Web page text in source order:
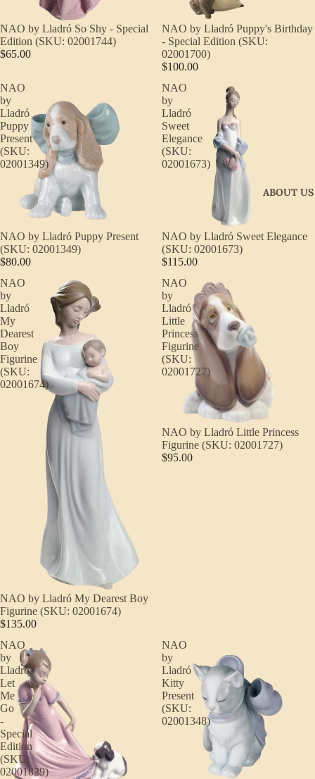
ABOUT US
NAO by Lladró So Shy - Special
Edition (SKU: 02001744)
$65.00
NAO by Lladró Puppy's Birthday
- Special Edition (SKU:
02001700)
$100.00
NAO
by
Lladró
Puppy
Present
(SKU:
02001349)
NAO by Lladró Puppy Present
(SKU: 02001349)
$80.00
NAO
by
Lladró
Sweet
Elegance
(SKU:
02001673)
NAO by Lladró Sweet Elegance
(SKU: 02001673)
$115.00
NAO
by
Lladró
My
Dearest
Boy
Figurine
(SKU:
02001674)
NAO by Lladró My Dearest Boy
Figurine (SKU: 02001674)
$135.00
NAO
by
Lladró
Little
Princess
Figurine
(SKU:
02001727)
NAO by Lladró Little Princess
Figurine (SKU: 02001727)
$95.00
NAO
by
Lladró
Let
Me
Go
-
Special
Edition
(SKU:
02001829)
NAO
by
Lladró
Kitty
Present
(SKU:
02001348)